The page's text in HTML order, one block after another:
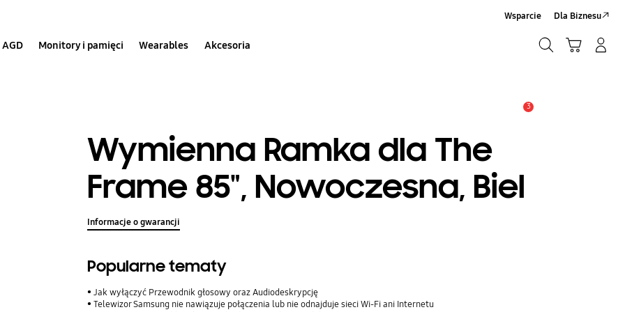
AGD Monitory i pamięci Wearables Akcesoria
Wsparcie Dla Biznesu
3
Wymienna Ramka dla The
Frame 85", Nowoczesna, Biel
Informacje o gwarancji
Popularne tematy
Jak wyłączyć Przewodnik głosowy oraz Audiodeskrypcję
Telewizor Samsung nie nawiązuje połączenia lub nie odnajduje sieci Wi-Fi ani Internetu